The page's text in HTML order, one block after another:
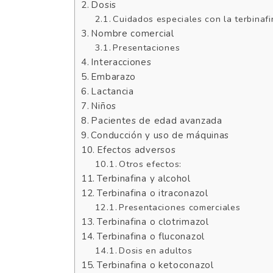
Dosis
Cuidados especiales con la
Nombre comercial
Presentaciones
Interacciones
Embarazo
Lactancia
Niños
Pacientes de edad avanzada
Conducción y uso de máquinas
Efectos adversos
Otros efectos:
Terbinafina y alcohol
Terbinafina o itraconazol
Presentaciones comerciales
Terbinafina o clotrimazol
Terbinafina o fluconazol
Dosis en adultos
Terbinafina o ketoconazol